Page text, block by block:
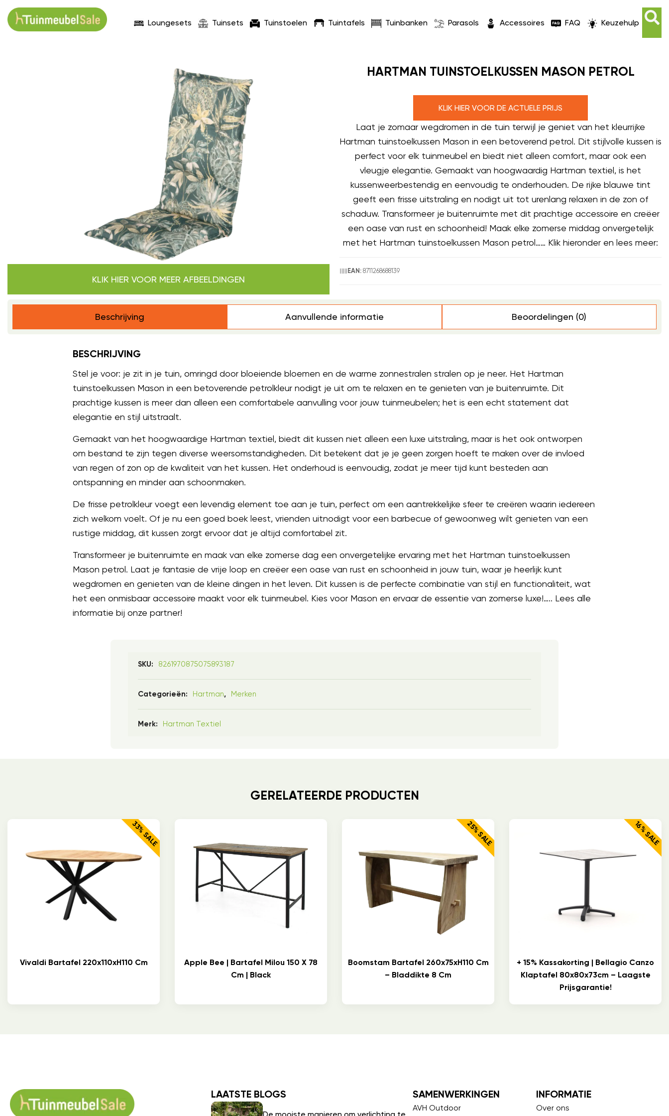
Loungesets Tuinsets Tuinstoelen Tuintafels Tuinbanken Parasols Accessoires FAQ Keuzehulp
KLIK HIER VOOR MEER AFBEELDINGEN
HARTMAN TUINSTOELKUSSEN MASON PETROL
KLIK HIER VOOR DE ACTUELE PRIJS
Laat je zomaar wegdromen in de tuin terwijl je geniet van het kleurrijke
Hartman tuinstoelkussen Mason in een betoverend petrol. Dit stijlvolle kussen is
perfect voor elk tuinmeubel en biedt niet alleen comfort, maar ook een
vleugje elegantie. Gemaakt van hoogwaardig Hartman textiel, is het
kussenweerbestendig en eenvoudig te onderhouden. De rijke blauwe tint
geeft een frisse uitstraling en nodigt uit tot urenlang relaxen in de zon of
schaduw. Transformeer je buitenruimte met dit prachtige accessoire en creëer
een oase van rust en schoonheid! Maak elke zomerse middag onvergetelijk
met het Hartman tuinstoelkussen Mason petrol…… Klik hieronder en lees meer:
EAN: 8711268688139
Beschrijving Aanvullende informatie Beoordelingen (0)
BESCHRIJVING
Stel je voor: je zit in je tuin, omringd door bloeiende bloemen en de warme zonnestralen stralen op je neer. Het Hartman
tuinstoelkussen Mason in een betoverende petrolkleur nodigt je uit om te relaxen en te genieten van je buitenruimte. Dit
prachtige kussen is meer dan alleen een comfortabele aanvulling voor jouw tuinmeubelen; het is een echt statement dat
elegantie en stijl uitstraalt.
Gemaakt van het hoogwaardige Hartman textiel, biedt dit kussen niet alleen een luxe uitstraling, maar is het ook ontworpen
om bestand te zijn tegen diverse weersomstandigheden. Dit betekent dat je je geen zorgen hoeft te maken over de invloed
van regen of zon op de kwaliteit van het kussen. Het onderhoud is eenvoudig, zodat je meer tijd kunt besteden aan
ontspanning en minder aan schoonmaken.
De frisse petrolkleur voegt een levendig element toe aan je tuin, perfect om een aantrekkelijke sfeer te creëren waarin iedereen
zich welkom voelt. Of je nu een goed boek leest, vrienden uitnodigt voor een barbecue of gewoonweg wilt genieten van een
rustige middag, dit kussen zorgt ervoor dat je altijd comfortabel zit.
Transformeer je buitenruimte en maak van elke zomerse dag een onvergetelijke ervaring met het Hartman tuinstoelkussen
Mason petrol. Laat je fantasie de vrije loop en creëer een oase van rust en schoonheid in jouw tuin, waar je heerlijk kunt
wegdromen en genieten van de kleine dingen in het leven. Dit kussen is de perfecte combinatie van stijl en functionaliteit, wat
het een onmisbaar accessoire maakt voor elk tuinmeubel. Kies voor Mason en ervaar de essentie van zomerse luxe!….. Lees alle
informatie bij onze partner!
SKU: 8261970875075893187
Categorieën: Hartman, Merken
Merk: Hartman Textiel
GERELATEERDE PRODUCTEN
33% SALE
Vivaldi Bartafel 220x110xH110 Cm
Apple Bee | Bartafel Milou 150 X 78
Cm | Black
25% SALE
Boomstam Bartafel 260x75xH110 Cm
– Bladdikte 8 Cm
16% SALE
+ 15% Kassakorting | Bellagio Canzo
Klaptafel 80x80x73cm – Laagste
Prijsgarantie!
LAATSTE BLOGS SAMENWERKINGEN
AVH Outdoor
INFORMATIE
Over ons